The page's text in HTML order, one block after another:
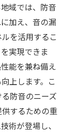
域では、防音
加え、音の漏
を活用するこ
実現できま
能を兼ね備え
上します。こ
防音のニーズ
するための重
術が登場し、